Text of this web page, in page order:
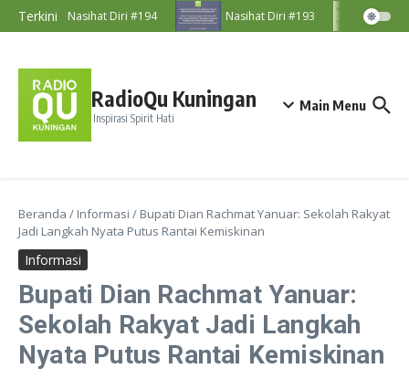
Lewati ke konten
Terkini Nasihat Diri #194 Nasihat Diri #193
RadioQu Kuningan
Inspirasi Spirit Hati
Main Menu
Beranda / Informasi / Bupati Dian Rachmat Yanuar: Sekolah Rakyat
Jadi Langkah Nyata Putus Rantai Kemiskinan
Informasi
Bupati Dian Rachmat Yanuar:
Sekolah Rakyat Jadi Langkah
Nyata Putus Rantai Kemiskinan